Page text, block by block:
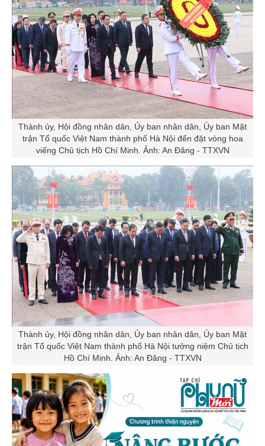
Thành ủy, Hội đồng nhân dân, Ủy ban nhân dân, Ủy ban Mặt
trận Tổ quốc Việt Nam thành phố Hà Nội đến đặt vòng hoa
viếng Chủ tịch Hồ Chí Minh. Ảnh: An Đăng - TTXVN
Thành ủy, Hội đồng nhân dân, Ủy ban nhân dân, Ủy ban Mặt
trận Tổ quốc Việt Nam thành phố Hà Nội tưởng niệm Chủ tịch
Hồ Chí Minh. Ảnh: An Đăng - TTXVN